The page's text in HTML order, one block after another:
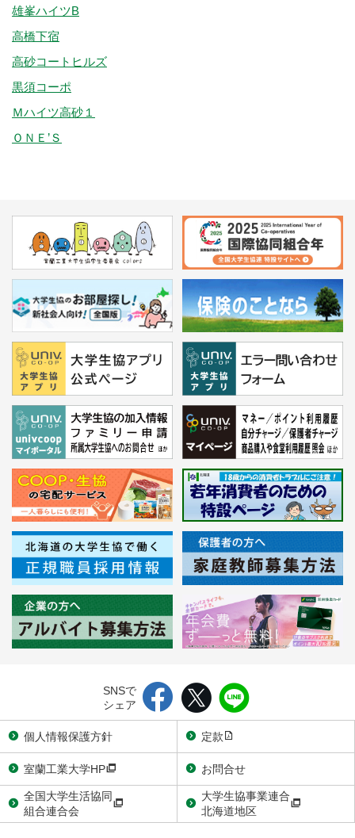
雄峯ハイツB
高橋下宿
高砂コートヒルズ
黒須コーポ
Ｍハイツ高砂１
ＯＮＥ’Ｓ
SNSで
シェア
個人情報保護方針
定款
室蘭工業大学HP
お問合せ
全国大学生活協同
組合連合会
大学生協事業連合
北海道地区